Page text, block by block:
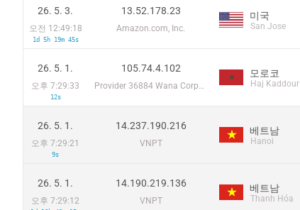
26. 5. 3.
오전 12:49:18
1d 5h 19m 45s
13.52.178.23
Amazon.com, Inc.
미국
San Jose
26. 5. 1.
오후 7:29:33
12s
105.74.4.102
Provider 36884 Wana Corporate
모로코
Haj Kaddour
26. 5. 1.
오후 7:29:21
9s
14.237.190.216
VNPT
베트남
Hanoi
26. 5. 1.
오후 7:29:12
14.190.219.136
VNPT
베트남
Thanh Hóa